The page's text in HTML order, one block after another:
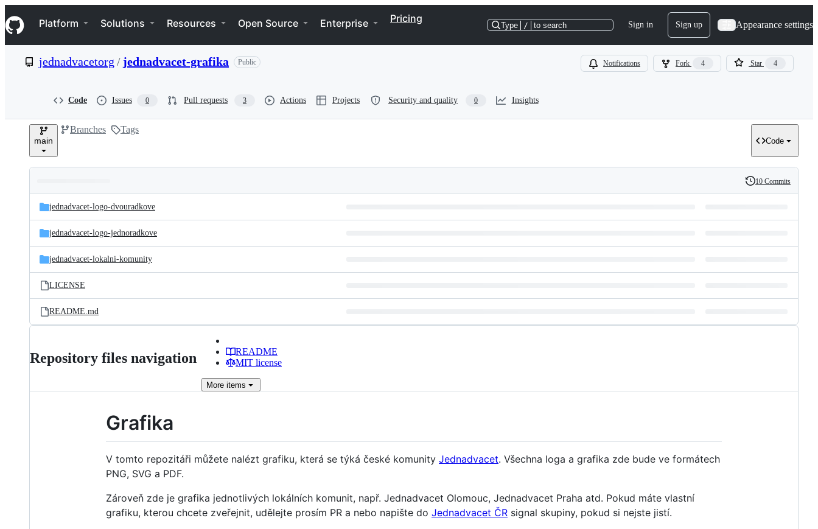
k
i
p
e
Navigation Menu
Platform Solutions Resources Open Source Enterprise Pricing
Type / to search Sign in Sign up Appearance settings
jednadvacetorg / jednadvacet-grafika Public Notifications Fork 4 Star 4
Code Issues 0 Pull requests 3 Actions Projects Security and quality 0 Insights
main
Branches Tags
Code
and
files
Latest
commit
History
10 Commits
jednadvacet-logo-dvouradkove
jednadvacet-logo-jednoradkove
jednadvacet-lokalni-komunity
LICENSE
README.md
Repository files navigation
README
MIT license
More items
Grafika
V tomto repozitáři můžete nalézt grafiku, která se týká české komunity Jednadvacet. Všechna loga a grafika zde bude ve formátech
PNG, SVG a PDF.
Zároveň zde je grafika jednotlivých lokálních komunit, např. Jednadvacet Olomouc, Jednadvacet Praha atd. Pokud máte vlastní
grafiku, kterou chcete zveřejnit, udělejte prosím PR a nebo napište do Jednadvacet ČR signal skupiny, pokud si nejste jistí.